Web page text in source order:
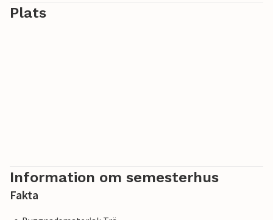
Plats
Information om semesterhus
Fakta